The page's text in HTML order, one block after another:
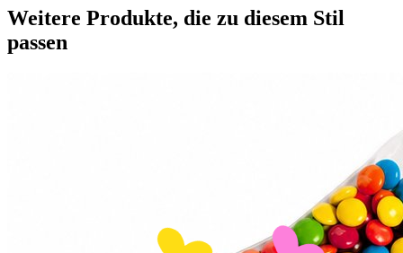
Weitere Produkte, die zu diesem Stil
passen